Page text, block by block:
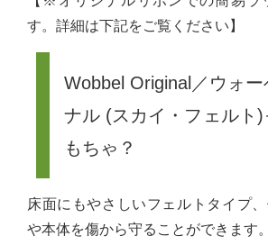
す。詳細は下記をご覧ください】
Wobbel Original／ウォ
ナル (スカイ・フェルト
もちゃ？
床面にもやさしいフェルトタイプ
や本体を傷から守ることができます。